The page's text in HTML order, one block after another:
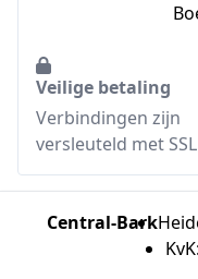
Veilige betaling
Verbindingen zijn
versleuteld met
Central-Bark